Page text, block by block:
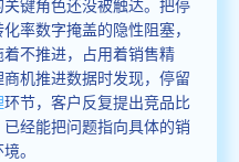
率数字掩盖的隐性阻塞，
不推进，占用着销售精
机推进数据时发现，停留
环节，客户反复提出竞品比
经能把问题指向具体的销
。